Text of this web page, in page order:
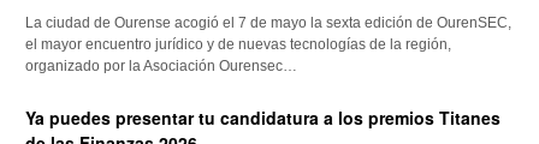
La ciudad de Ourense acogió el 7 de mayo la sexta edición de OurenSEC,
el mayor encuentro jurídico y de nuevas tecnologías de la región,
organizado por la Asociación Ourensec…
Ya puedes presentar tu candidatura a los premios Titanes